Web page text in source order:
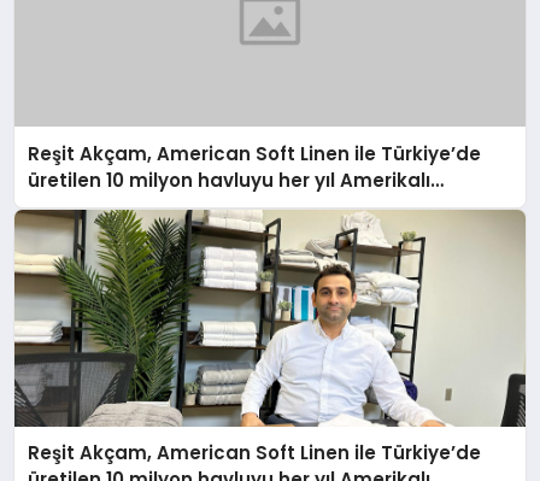
Reşit Akçam, American Soft Linen ile Türkiye’de
üretilen 10 milyon havluyu her yıl Amerikalı
tüketicilerle buluşturuyor
Reşit Akçam, American Soft Linen ile Türkiye’de